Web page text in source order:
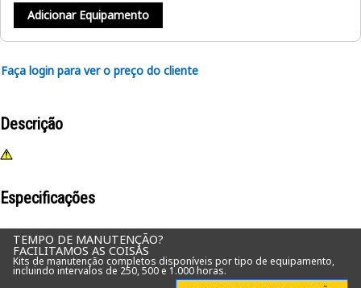
Adicionar Equipamento
Faça login para ver o preço do cliente
Descrição
Especificações
TEMPO DE MANUTENÇÃO?
FACILITAMOS AS COISAS
Kits de manutenção completos disponíveis por tipo de equipamento,
incluindo intervalos de 250, 500 e 1.000 horas.